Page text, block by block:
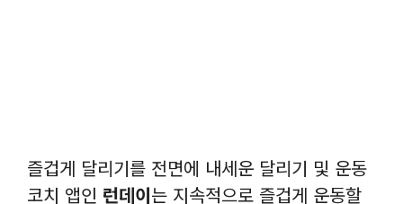
즐겁게 달리기를 전면에 내세운 달리기 및 운동
코치 앱인 런데이는 지속적으로 즐겁게 운동할